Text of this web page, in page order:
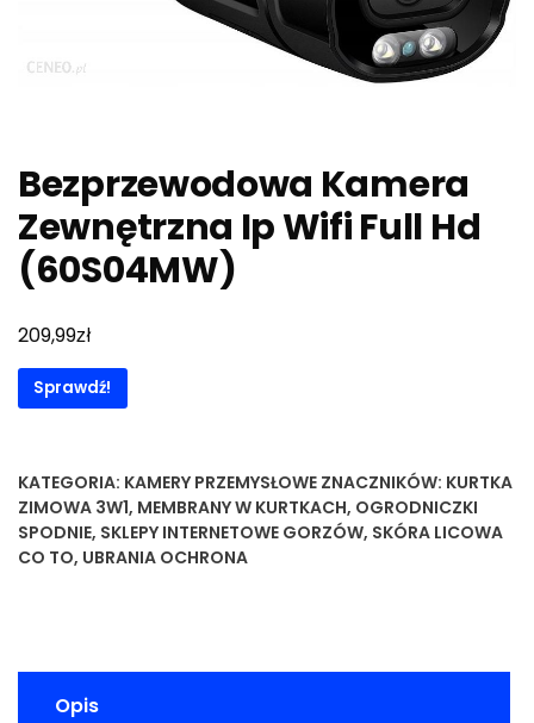
Bezprzewodowa Kamera
Zewnętrzna Ip Wifi Full Hd
(60S04MW)
209,99zł
Sprawdź!
KATEGORIA: KAMERY PRZEMYSŁOWE ZNACZNIKÓW: KURTKA
ZIMOWA 3W1, MEMBRANY W KURTKACH, OGRODNICZKI
SPODNIE, SKLEPY INTERNETOWE GORZÓW, SKÓRA LICOWA
CO TO, UBRANIA OCHRONA
Opis